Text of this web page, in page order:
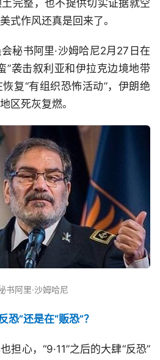
完整，也不提供切实证据就空
式作风还真是回来了。
秘书阿里·沙姆哈尼2月27日在
”袭击叙利亚和伊拉克边境地带
复“有组织恐怖活动”，伊朗绝
区死灰复燃。
书阿里·沙姆哈尼
恐”还是在“贩恐”？
担心，“9·11”之后的大肆“反恐”